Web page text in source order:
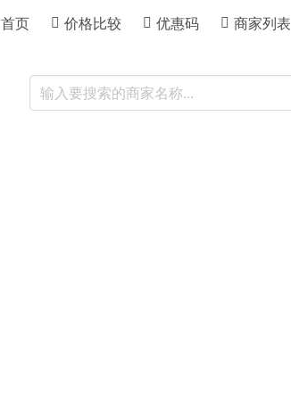
首页 价格比较 优惠码 商家列表